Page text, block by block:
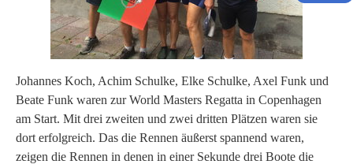
Johannes Koch, Achim Schulke, Elke Schulke, Axel Funk und
Beate Funk waren zur World Masters Regatta in Copenhagen
am Start. Mit drei zweiten und zwei dritten Plätzen waren sie
dort erfolgreich. Das die Rennen äußerst spannend waren,
zeigen die Rennen in denen in einer Sekunde drei Boote die